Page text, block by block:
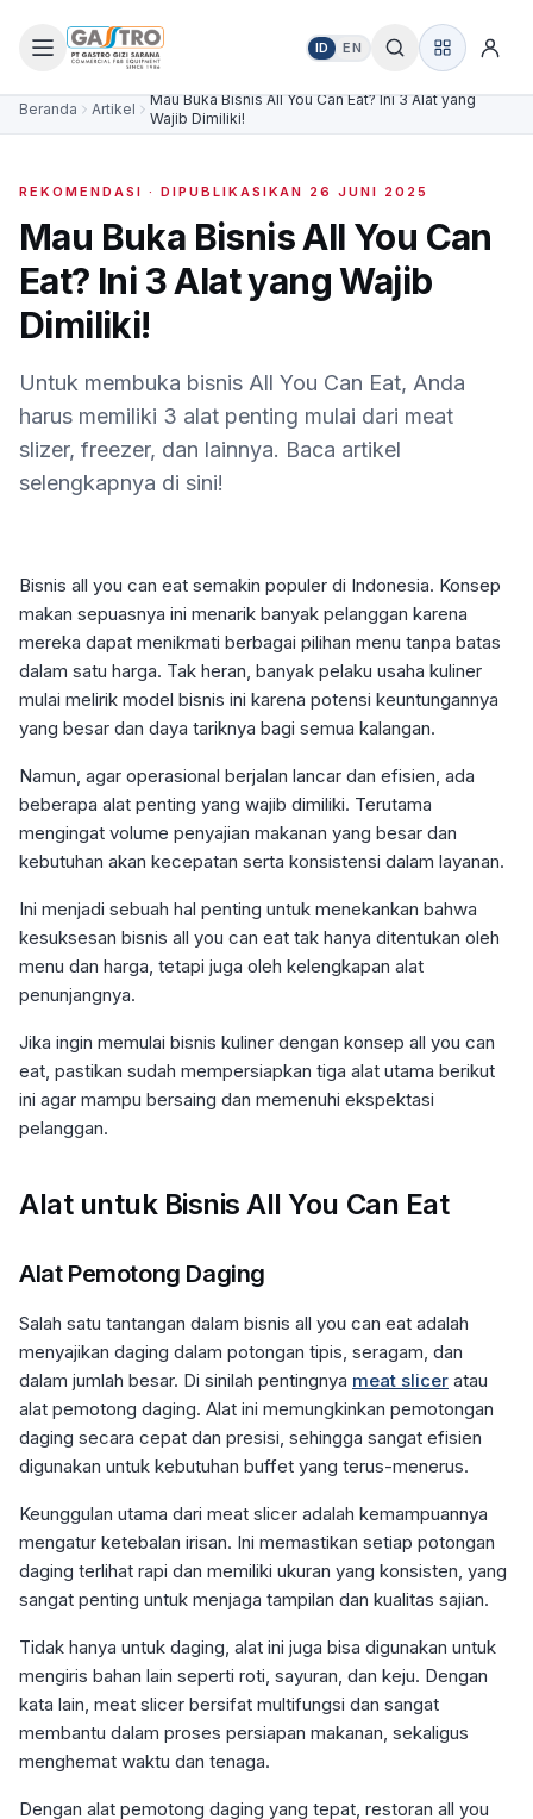
ID EN
Beranda Artikel
Mau Buka Bisnis All You Can Eat? Ini 3 Alat yang
Wajib Dimiliki!
REKOMENDASI · DIPUBLIKASIKAN 26 JUNI 2025
Mau Buka Bisnis All You Can
Eat? Ini 3 Alat yang Wajib
Dimiliki!
Untuk membuka bisnis All You Can Eat, Anda
harus memiliki 3 alat penting mulai dari meat
slizer, freezer, dan lainnya. Baca artikel
selengkapnya di sini!
Bisnis all you can eat semakin populer di Indonesia. Konsep
makan sepuasnya ini menarik banyak pelanggan karena
mereka dapat menikmati berbagai pilihan menu tanpa batas
dalam satu harga. Tak heran, banyak pelaku usaha kuliner
mulai melirik model bisnis ini karena potensi keuntungannya
yang besar dan daya tariknya bagi semua kalangan.
Namun, agar operasional berjalan lancar dan efisien, ada
beberapa alat penting yang wajib dimiliki. Terutama
mengingat volume penyajian makanan yang besar dan
kebutuhan akan kecepatan serta konsistensi dalam layanan.
Ini menjadi sebuah hal penting untuk menekankan bahwa
kesuksesan bisnis all you can eat tak hanya ditentukan oleh
menu dan harga, tetapi juga oleh kelengkapan alat
penunjangnya.
Jika ingin memulai bisnis kuliner dengan konsep all you can
eat, pastikan sudah mempersiapkan tiga alat utama berikut
ini agar mampu bersaing dan memenuhi ekspektasi
pelanggan.
Alat untuk Bisnis All You Can Eat
Alat Pemotong Daging
Salah satu tantangan dalam bisnis all you can eat adalah
menyajikan daging dalam potongan tipis, seragam, dan
dalam jumlah besar. Di sinilah pentingnya meat slicer atau
alat pemotong daging. Alat ini memungkinkan pemotongan
daging secara cepat dan presisi, sehingga sangat efisien
digunakan untuk kebutuhan buffet yang terus-menerus.
Keunggulan utama dari meat slicer adalah kemampuannya
mengatur ketebalan irisan. Ini memastikan setiap potongan
daging terlihat rapi dan memiliki ukuran yang konsisten, yang
sangat penting untuk menjaga tampilan dan kualitas sajian.
Tidak hanya untuk daging, alat ini juga bisa digunakan untuk
mengiris bahan lain seperti roti, sayuran, dan keju. Dengan
kata lain, meat slicer bersifat multifungsi dan sangat
membantu dalam proses persiapan makanan, sekaligus
menghemat waktu dan tenaga.
Dengan alat pemotong daging yang tepat, restoran all you